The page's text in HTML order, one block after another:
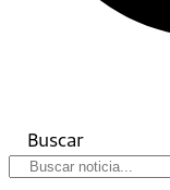
Buscar